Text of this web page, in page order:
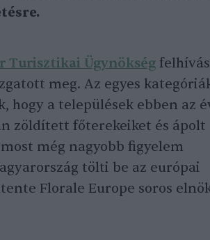
Turisztikai Ügynökség
meg. Az egyes
hogy a települések ebben az
zöldített főterekeiket és ápolt
még nagyobb figyelem
tölti be az európai
Florale Europe soros